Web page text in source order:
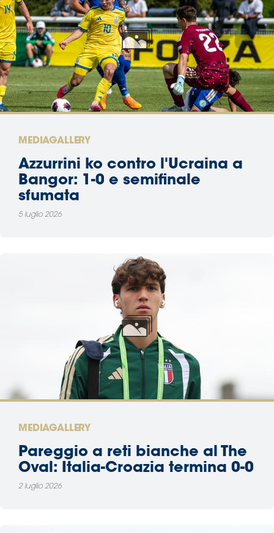
MEDIAGALLERY
Azzurrini ko contro l'Ucraina a
Bangor: 1-0 e semifinale
sfumata
5 luglio 2026
MEDIAGALLERY
Pareggio a reti bianche al The
Oval: Italia-Croazia termina 0-0
2 luglio 2026